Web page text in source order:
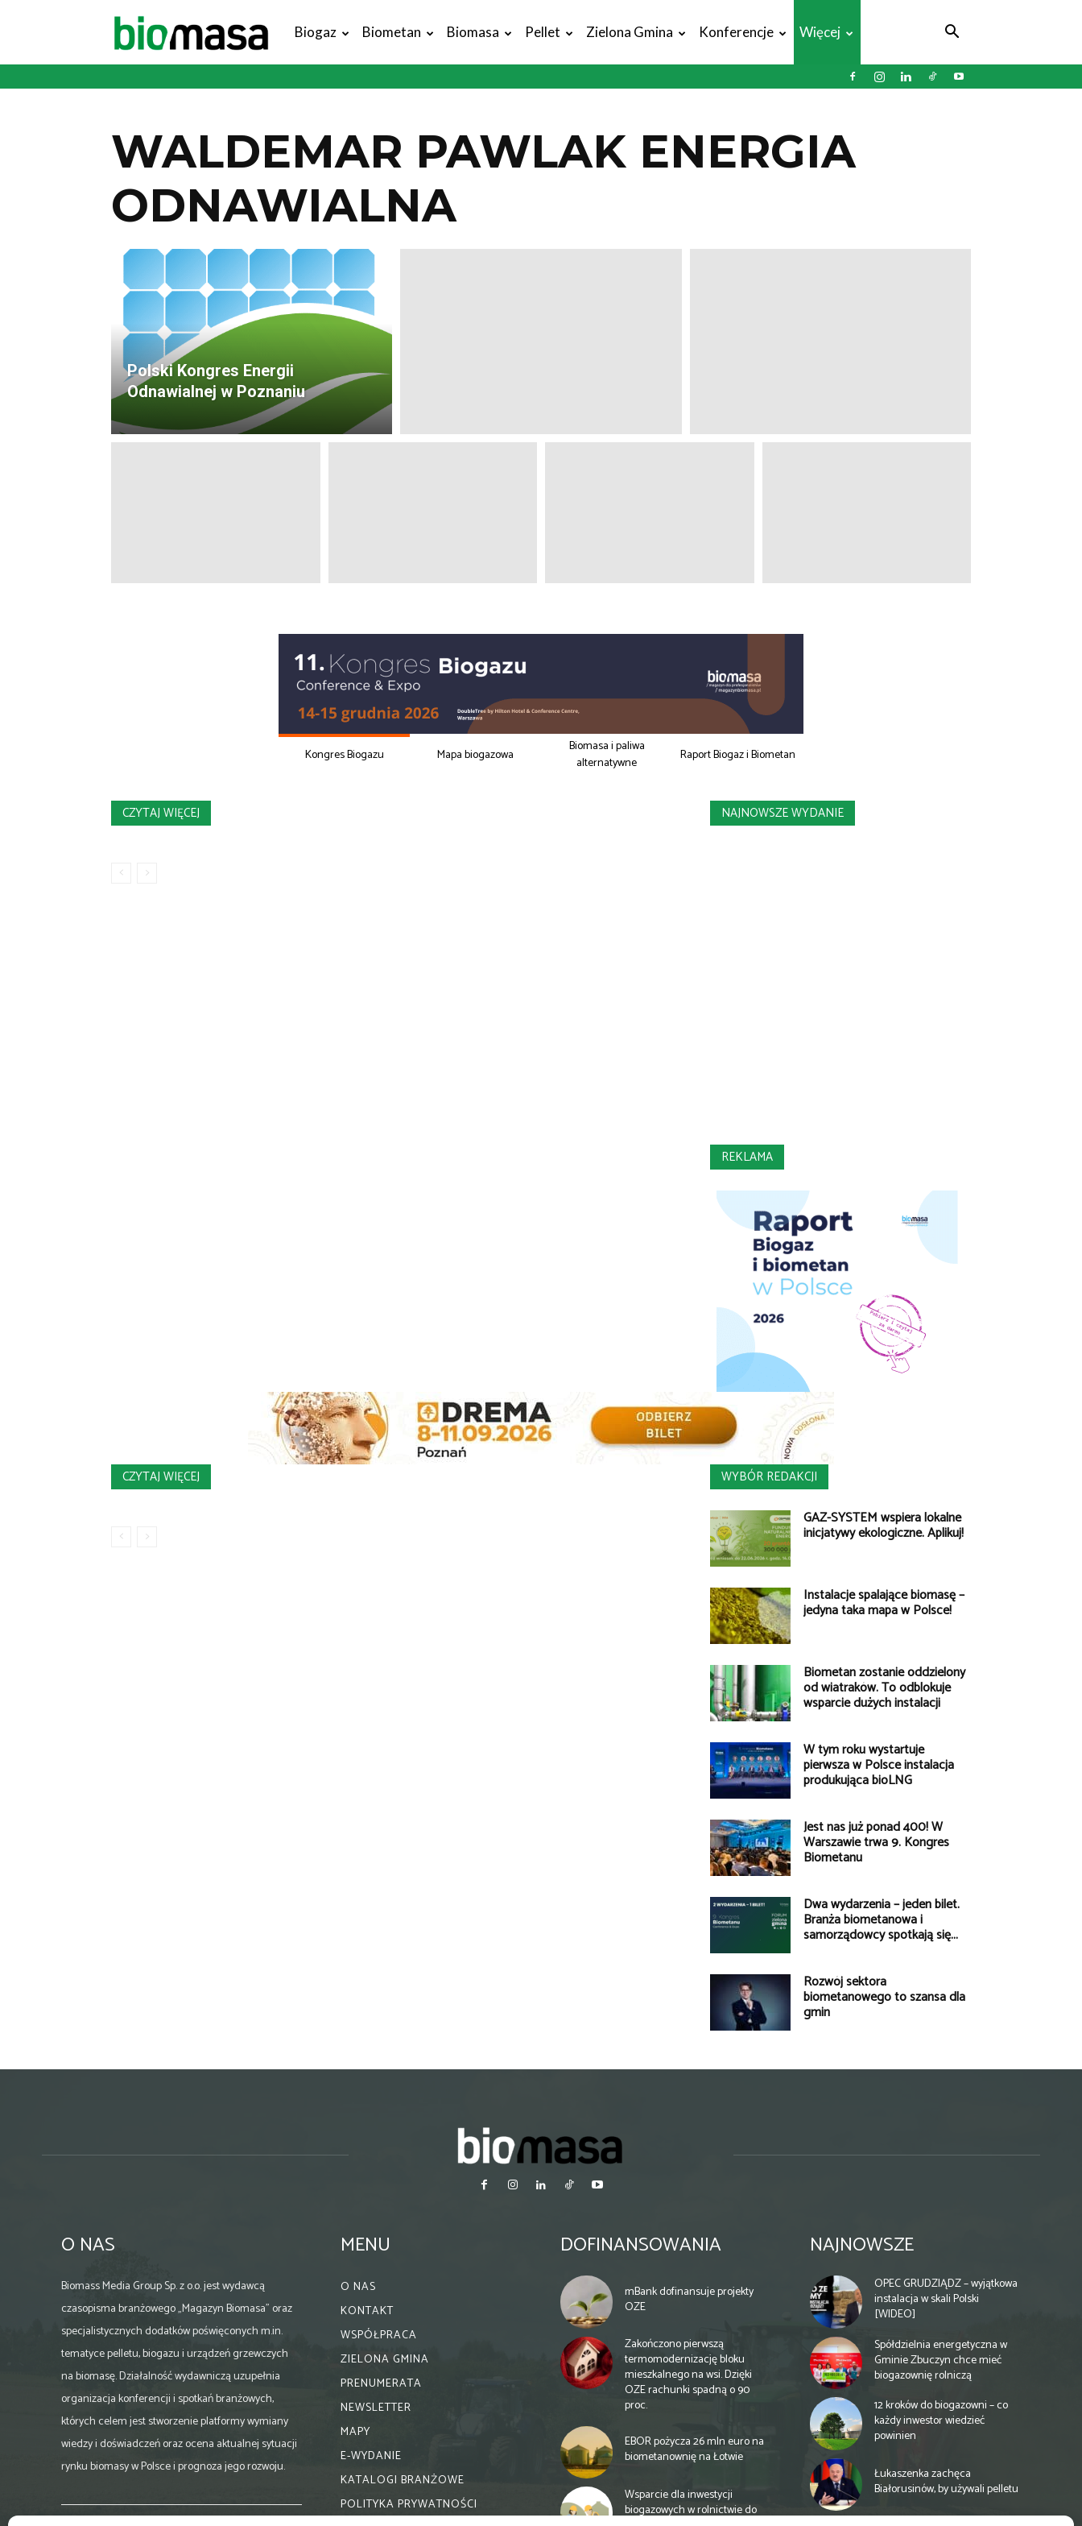
Magazyn
Biogaz Biometan Biomasa Pellet Zielona Gmina Konferencje Więcej
WALDEMAR PAWLAK ENERGIA
ODNAWIALNA
Polski Kongres Energii
Odnawialnej w Poznaniu
Kongres Biogazu Mapa biogazowa
Biomasa i paliwa
alternatywne
Raport Biogaz i Biometan
CZYTAJ WIĘCEJ NAJNOWSZE WYDANIE
REKLAMA
CZYTAJ WIĘCEJ WYBÓR REDAKCJI
GAZ-SYSTEM wspiera lokalne
inicjatywy ekologiczne. Aplikuj!
Instalacje spalające biomasę –
jedyna taka mapa w Polsce!
Biometan zostanie oddzielony
od wiatraków. To odblokuje
wsparcie dużych instalacji
W tym roku wystartuje
pierwsza w Polsce instalacja
produkująca bioLNG
Jest nas już ponad 400! W
Warszawie trwa 9. Kongres
Biometanu
Dwa wydarzenia – jeden bilet.
Branża biometanowa i
samorządowcy spotkają się...
Rozwój sektora
biometanowego to szansa dla
gmin
O NAS
Biomass Media Group Sp. z o.o. jest wydawcą
czasopisma branżowego „Magazyn Biomasa” oraz
specjalistycznych dodatków poświęconych m.in.
tematyce pelletu, biogazu i urządzeń grzewczych
na biomasę. Działalność wydawniczą uzupełnia
organizacja konferencji i spotkań branżowych,
których celem jest stworzenie platformy wymiany
wiedzy i doświadczeń oraz ocena aktualnej sytuacji
rynku biomasy w Polsce i prognoza jego rozwoju.
MENU
O NAS
KONTAKT
WSPÓŁPRACA
ZIELONA GMINA
PRENUMERATA
NEWSLETTER
MAPY
E-WYDANIE
KATALOGI BRANŻOWE
POLITYKA PRYWATNOŚCI
DOFINANSOWANIA
mBank dofinansuje projekty
OZE
Zakończono pierwszą
termomodernizację bloku
mieszkalnego na wsi. Dzięki
OZE rachunki spadną o 90
proc.
EBOR pożycza 26 mln euro na
biometanownię na Łotwie
Wsparcie dla inwestycji
biogazowych w rolnictwie do
NAJNOWSZE
OPEC GRUDZIĄDZ – wyjątkowa
instalacja w skali Polski
[WIDEO]
Spółdzielnia energetyczna w
Gminie Zbuczyn chce mieć
biogazownię rolniczą
12 kroków do biogazowni – co
każdy inwestor wiedzieć
powinien
Łukaszenka zachęca
Białorusinów, by używali pelletu